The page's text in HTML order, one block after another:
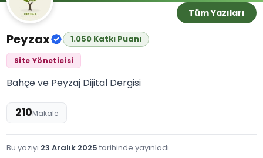
Tüm Yazıları
Peyzax 1.050 Katkı Puanı
Site Yöneticisi
Bahçe ve Peyzaj Dijital Dergisi
210Makale
Bu yazıyı 23 Aralık 2025 tarihinde yayınladı.